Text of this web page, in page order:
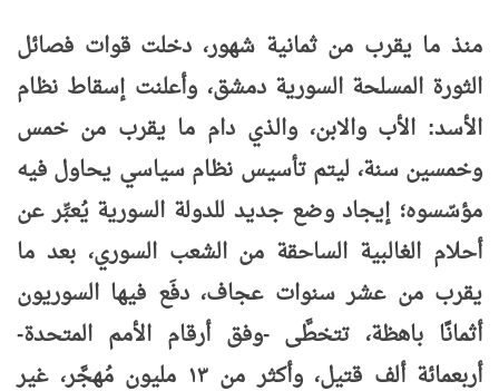
منذ ما يقرب من ثمانية شهور، دخلت قوات فصائل
الثورة المسلحة السورية دمشق، وأعلنت إسقاط نظام
الأسد: الأب والابن، والذي دام ما يقرب من خمس
وخمسين سنة، ليتم تأسيس نظام سياسي يحاول فيه
مؤسّسوه؛ إيجاد وضع جديد للدولة السورية يُعبِّر عن
أحلام الغالبية الساحقة من الشعب السوري، بعد ما
يقرب من عشر سنوات عجاف، دفَع فيها السوريون
أثمانًا باهظة، تتخطَّى -وفق أرقام الأمم المتحدة-
أربعمائة ألف قتيل، وأكثر من ١٣ مليون مُهجَّر، غير